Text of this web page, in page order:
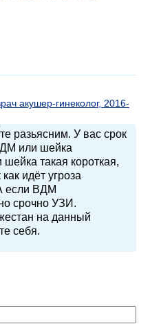
акушер-гинеколог, 2016-
разьясним. У вас срок
или шейка
шейка такая короткая,
идёт угроза
если ВДМ
срочно УЗИ.
на данный
себя.